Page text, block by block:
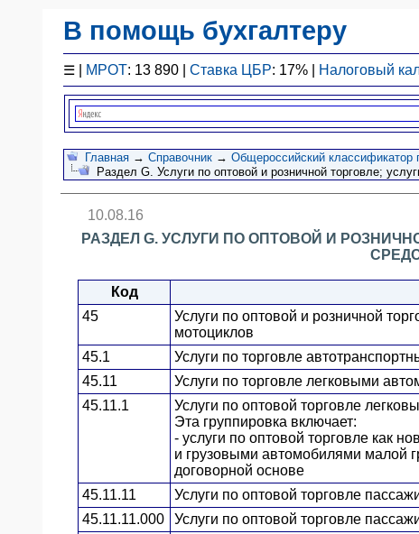
В помощь бухгалтеру
☰ МРОТ: 13 890 |Ставка ЦБР: 17% | Налоговый
Законодательство
F1 - Отчетность
План счетов
Справочник
Упрощенка
Договоры
Обзоры
Главная →Справочник →Общероссийский
Раздел G. Услуги по оптовой и розничной торговле;
10.08.16
РАЗДЕЛ G. УСЛУГИ ПО ОПТОВОЙ И
Код
45
Услуги по оптовой и розничной
мотоциклов
45.1
Услуги по торговле
45.11
Услуги по торговле легковыми
45.11.1
Услуги по оптовой торговле
Эта группировка включает:
- услуги по оптовой торговле как
и грузовыми автомобилями малой
договорной основе
45.11.11
Услуги по оптовой торговле
45.11.11.000
Услуги по оптовой торговле